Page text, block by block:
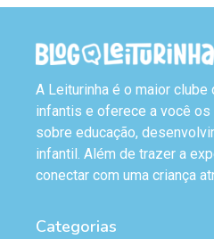
A Leiturinha é o maior
infantis e oferece a você
sobre educação,
infantil. Além de trazer a
conectar com uma criança
Categorias